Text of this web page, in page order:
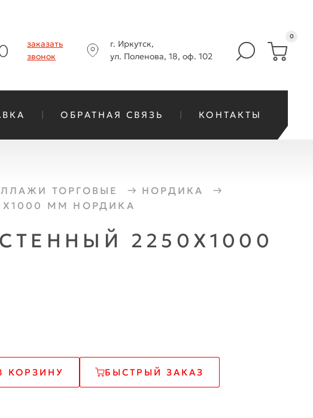
заказать
звонок
г. Иркутск,
ул. Поленова, 18, оф. 102
0
ОБРАТНАЯ СВЯЗЬ КОНТАКТЫ
ТОРГОВЫЕ
НОРДИКА
ММ НОРДИКА
2250Х1000
КОРЗИНУ БЫСТРЫЙ ЗАКАЗ